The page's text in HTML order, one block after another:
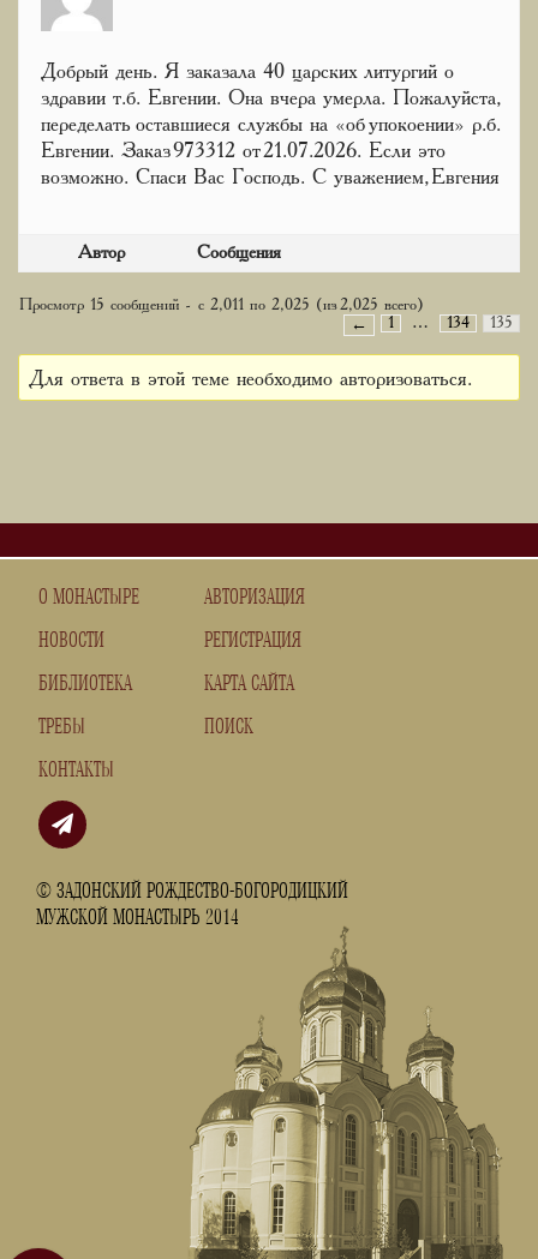
Добрый день. Я заказала 40 царских литургий о
здравии т.б. Евгении. Она вчера умерла. Пожалуйста,
переделать оставшиеся службы на «об упокоении» р.б.
Евгении. Заказ 973312 от 21.07.2026. Если это
возможно. Спаси Вас Господь. С уважением, Евгения
Автор Сообщения
Просмотр 15 сообщений - с 2,011 по 2,025 (из 2,025 всего)
←
1 … 134 135
Для ответа в этой теме необходимо авторизоваться.
О МОНАСТЫРЕ
НОВОСТИ
БИБЛИОТЕКА
ТРЕБЫ
КОНТАКТЫ
© ЗАДОНСКИЙ РОЖДЕСТВО-БОГОРОДИЦКИЙ
МУЖСКОЙ МОНАСТЫРЬ 2014
АВТОРИЗАЦИЯ
РЕГИСТРАЦИЯ
КАРТА САЙТА
ПОИСК